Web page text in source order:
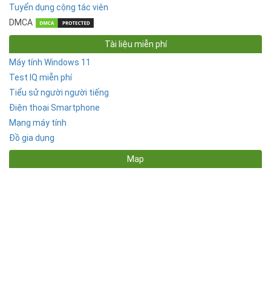
Tuyển dụng cộng tác viên
DMCA
Tài liệu miễn phí
Máy tính Windows 11
Test IQ miễn phí
Tiểu sử người người tiếng
Điện thoại Smartphone
Mạng máy tính
Đồ gia dụng
Map